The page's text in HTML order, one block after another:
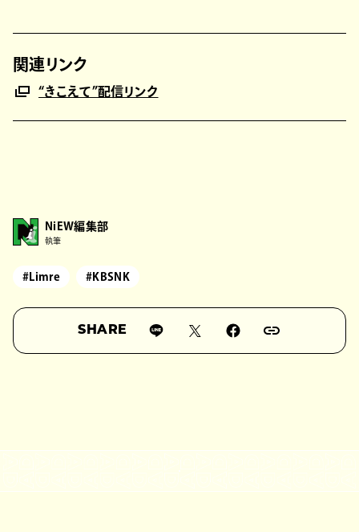
関連リンク
“きこえて”配信リンク
NiEW編集部
執筆
#Limre #KBSNK
SHARE